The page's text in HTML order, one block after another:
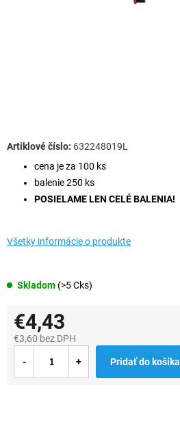
Skladom (>5 Cks)
cena je za 100 ks
balenie 250 ks
POSIELAME LEN CELÉ BALENIA!
Všetky informácie o produkte
632248019L
€4,43
€3,60 bez DPH
cena:
Pridať do košíka